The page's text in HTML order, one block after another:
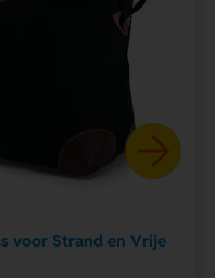
voor Strand en Vrije